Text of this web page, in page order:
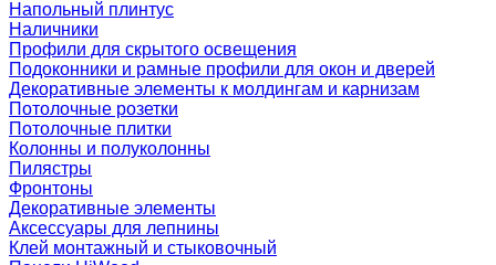
Напольный плинтус
Наличники
Профили для скрытого освещения
Подоконники и рамные профили для окон и дверей
Декоративные элементы к молдингам и карнизам
Потолочные розетки
Потолочные плитки
Колонны и полуколонны
Пилястры
Фронтоны
Декоративные элементы
Аксессуары для лепнины
Клей монтажный и стыковочный